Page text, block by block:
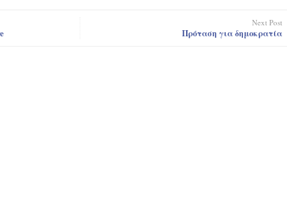
Next Post
Πρόταση για δημοκρατία